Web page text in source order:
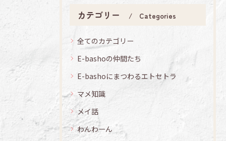
カテゴリー Categories
全てのカテゴリー
E-bashoの仲間たち
E-bashoにまつわるエトセトラ
マメ知識
メイ話
わんわーん